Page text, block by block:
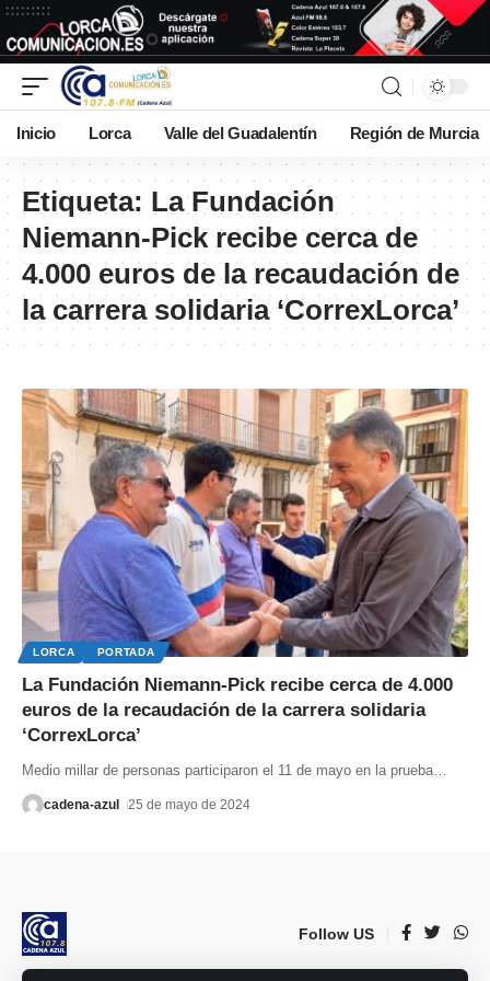
Inicio Lorca Valle del Guadalentín Región de Murcia
Etiqueta: La Fundación
Niemann-Pick recibe cerca de
4.000 euros de la recaudación de
la carrera solidaria ‘CorrexLorca’
LORCA PORTADA
La Fundación Niemann-Pick recibe cerca de 4.000
euros de la recaudación de la carrera solidaria
‘CorrexLorca’
Medio millar de personas participaron el 11 de mayo en la prueba
cadena-azul 25 de mayo de 2024
Follow US